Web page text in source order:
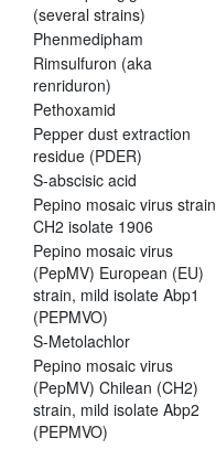
(several strains)
Phenmedipham
Rimsulfuron (aka
renriduron)
Pethoxamid
Pepper dust extraction
residue (PDER)
S-abscisic acid
Pepino mosaic virus strain
CH2 isolate 1906
Pepino mosaic virus
(PepMV) European (EU)
strain, mild isolate Abp1
(PEPMVO)
S-Metolachlor
Pepino mosaic virus
(PepMV) Chilean (CH2)
strain, mild isolate Abp2
(PEPMVO)